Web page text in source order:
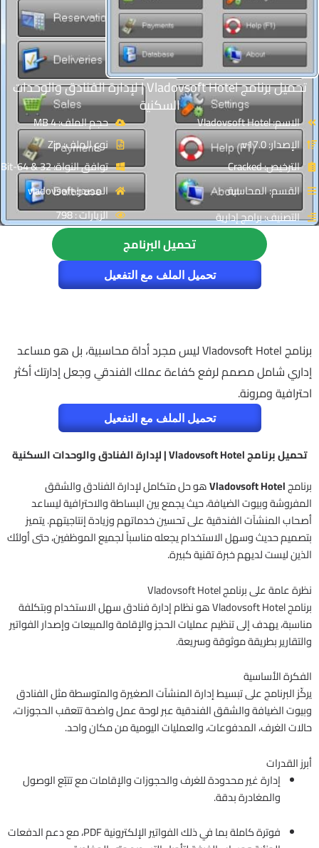
تحميل برنامج Vladovsoft Hotel | لإدارة الفنادق والوحدات
السكنية
الاسم: Vladovsoft Hotel
الإصدار: v17.0
الترخيص: Cracked
القسم: المحاسبة
التصنيف: برامج إدارية
حجم الملف: 4 MB
نوع الملف: Zip
توافق النواة: 32 & 64-Bit
المصدر: vladovsoft
الزيارات : 798
تحميل البرنامج
تحميل الملف مع التفعيل
برنامج Vladovsoft Hotel ليس مجرد أداة محاسبية، بل هو مساعد
إداري شامل مصمم لرفع كفاءة عملك الفندقي وجعل إدارتك أكثر
احترافية ومرونة.
تحميل الملف مع التفعيل
تحميل برنامج Vladovsoft Hotel | لإدارة الفنادق والوحدات السكنية
برنامجVladovsoft Hotelهو حل متكامل لإدارة الفنادق والشقق
المفروشة وبيوت الضيافة، حيث يجمع بين البساطة والاحترافية ليساعد
أصحاب المنشآت الفندقية على تحسين خدماتهم وزيادة إنتاجيتهم. يتميز
بتصميم حديث وسهل الاستخدام يجعله مناسباً لجميع الموظفين، حتى أولئك
الذين ليست لديهم خبرة تقنية كبيرة.
نظرة عامة على برنامج Vladovsoft Hotel
برنامج Vladovsoft Hotel هو نظام إدارة فنادق سهل الاستخدام وبتكلفة
مناسبة، يهدف إلى تنظيم عمليات الحجز والإقامة والمبيعات وإصدار الفواتير
والتقارير بطريقة موثوقة وسريعة.
الفكرة الأساسية
يركّز البرنامج على تبسيط إدارة المنشآت الصغيرة والمتوسطة مثل الفنادق
وبيوت الضيافة والشقق الفندقية عبر لوحة عمل واضحة تتعقب الحجوزات،
حالات الغرف، المدفوعات، والعمليات اليومية من مكان واحد.
أبرز القدرات
إدارة غير محدودة للغرف والحجوزات والإقامات مع تتبّع الوصول
والمغادرة بدقة.
فوترة كاملة بما في ذلك الفواتير الإلكترونية PDF، مع دعم الدفعات